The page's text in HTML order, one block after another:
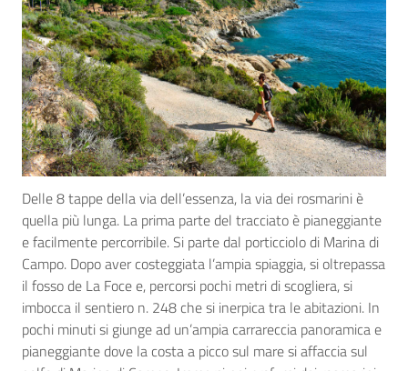
Delle 8 tappe della via dell’essenza, la via dei rosmarini è
quella più lunga. La prima parte del tracciato è pianeggiante
e facilmente percorribile. Si parte dal porticciolo di Marina di
Campo. Dopo aver costeggiata l’ampia spiaggia, si oltrepassa
il fosso de La Foce e, percorsi pochi metri di scogliera, si
imbocca il sentiero n. 248 che si inerpica tra le abitazioni. In
pochi minuti si giunge ad un’ampia carrareccia panoramica e
pianeggiante dove la costa a picco sul mare si affaccia sul